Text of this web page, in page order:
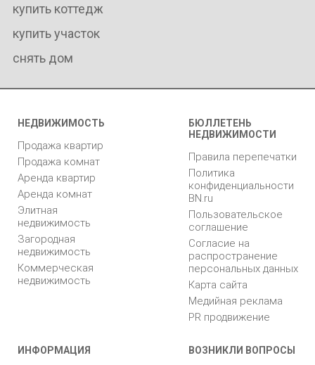
купить коттедж
купить участок
снять дом
НЕДВИЖИМОСТЬ
Продажа квартир
Продажа комнат
Аренда квартир
Аренда комнат
Элитная
недвижимость
Загородная
недвижимость
Коммерческая
недвижимость
БЮЛЛЕТЕНЬ
НЕДВИЖИМОСТИ
Правила перепечатки
Политика
конфиденциальности
BN.ru
Пользовательское
соглашение
Согласие на
распространение
персональных данных
Карта сайта
Медийная реклама
PR продвижение
ИНФОРМАЦИЯ ВОЗНИКЛИ ВОПРОСЫ